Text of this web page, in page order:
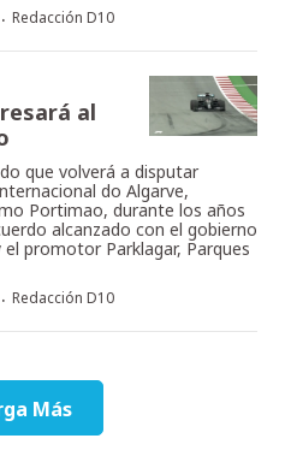
· Redacción D10
al
que volverá a disputar
do Algarve,
Portimao, durante los años
alcanzado con el gobierno
promotor Parklagar, Parques
· Redacción D10
Más